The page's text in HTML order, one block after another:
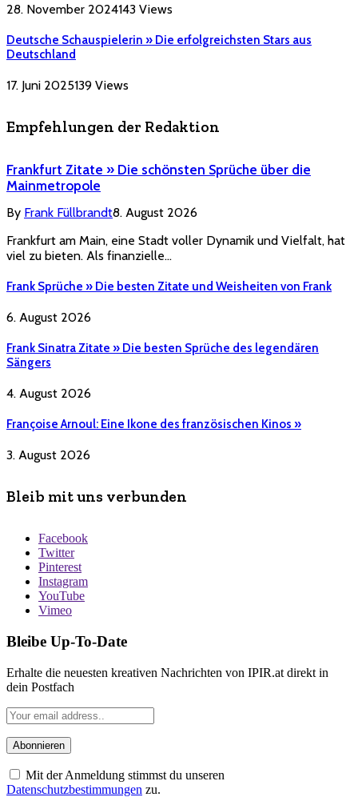
28. November 2024143 Views
Deutsche Schauspielerin » Die erfolgreichsten Stars aus
Deutschland
17. Juni 2025139 Views
Empfehlungen der Redaktion
Frankfurt Zitate » Die schönsten Sprüche über die
Mainmetropole
By Frank Füllbrandt8. August 2026
Frankfurt am Main, eine Stadt voller Dynamik und Vielfalt, hat
viel zu bieten. Als finanzielle…
Frank Sprüche » Die besten Zitate und Weisheiten von Frank
6. August 2026
Frank Sinatra Zitate » Die besten Sprüche des legendären
Sängers
4. August 2026
Françoise Arnoul: Eine Ikone des französischen Kinos »
3. August 2026
Bleib mit uns verbunden
Facebook
Twitter
Pinterest
Instagram
YouTube
Vimeo
Bleibe Up-To-Date
Erhalte die neuesten kreativen Nachrichten von IPIR.at direkt in
dein Postfach
Mit der Anmeldung stimmst du unseren
Datenschutzbestimmungen zu.